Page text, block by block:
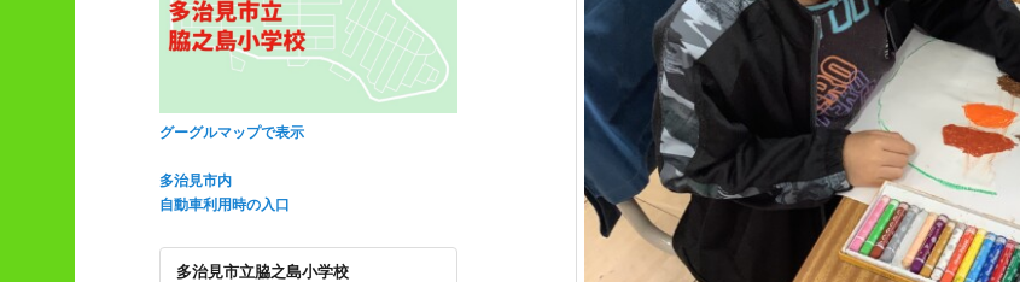
グーグルマップで表示
多治見市内
自動車利用時の入口
多治見市立脇之島小学校